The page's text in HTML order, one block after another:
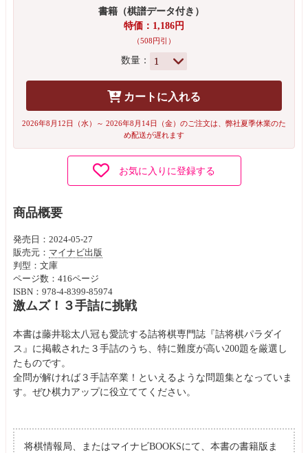
書籍（棋譜データ付き）
特価：1,186円
（508円引）
数量：
カートに入れる
2026年8月12日（水）～ 2026年8月14日（金）のご注文は、弊社夏季休業のた
め配送が遅れます
お気に入りに登録する
商品概要
発売日：2024-05-27
販売元： マイナビ出版
判型：文庫
ページ数：416ページ
ISBN：978-4-8399-85974
激ムズ！３手詰に挑戦
本書は藤井聡太八冠も愛読する詰将棋専門誌『詰将棋パラダイ
ス』に掲載された３手詰のうち、特に難度が高い200題を厳選し
たものです。
全問が解ければ３手詰卒業！といえるような問題集となっていま
す。ぜひ棋力アップに役立ててください。
将棋情報局、またはマイナビBOOKSにて、本書の書籍版ま